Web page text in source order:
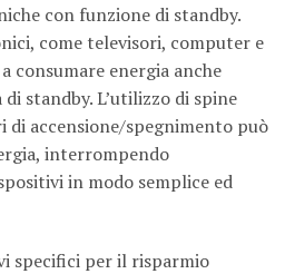
con funzione di standby.
come televisori, computer e
consumare energia anche
standby. L’utilizzo di spine
accensione/spegnimento può
interrompendo
in modo semplice ed
specifici per il risparmio